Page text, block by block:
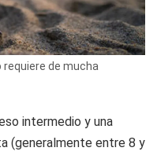
requiere de mucha
intermedio y una
(generalmente entre 8 y